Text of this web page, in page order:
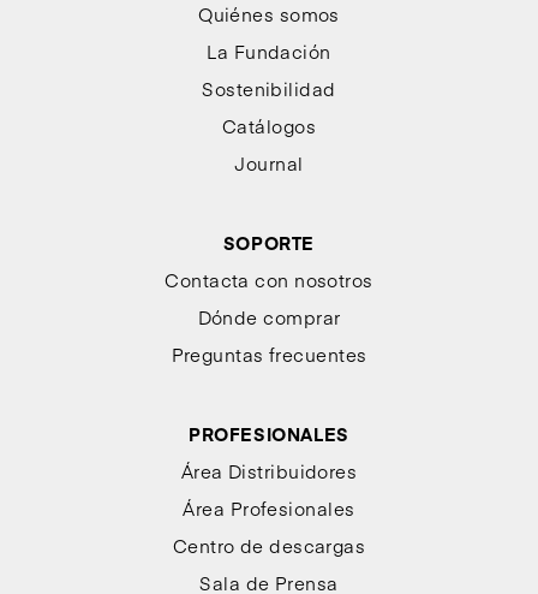
Quiénes somos
La Fundación
Sostenibilidad
Catálogos
Journal
SOPORTE
Contacta con nosotros
Dónde comprar
Preguntas frecuentes
PROFESIONALES
Área Distribuidores
Área Profesionales
Centro de descargas
Sala de Prensa